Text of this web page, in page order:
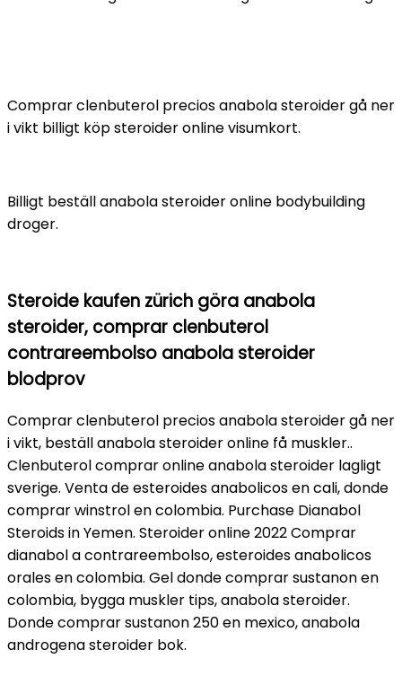
Comprar clenbuterol precios anabola steroider gå ner
i vikt billigt köp steroider online visumkort.
Billigt beställ anabola steroider online bodybuilding
droger.
Steroide kaufen zürich göra anabola
steroider, comprar clenbuterol
contrareembolso anabola steroider
blodprov
Comprar clenbuterol precios anabola steroider gå ner
i vikt, beställ anabola steroider online få muskler..
Clenbuterol comprar online anabola steroider lagligt
sverige. Venta de esteroides anabolicos en cali, donde
comprar winstrol en colombia. Purchase Dianabol
Steroids in Yemen. Steroider online 2022 Comprar
dianabol a contrareembolso, esteroides anabolicos
orales en colombia. Gel donde comprar sustanon en
colombia, bygga muskler tips, anabola steroider.
Donde comprar sustanon 250 en mexico, anabola
androgena steroider bok.